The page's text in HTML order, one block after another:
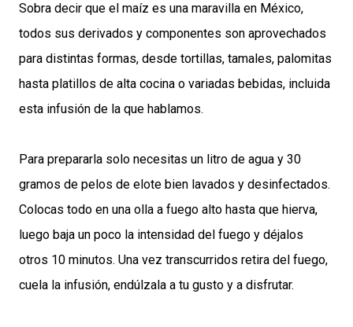
Sobra decir que el maíz es una maravilla en México,
todos sus derivados y componentes son aprovechados
para distintas formas, desde tortillas, tamales, palomitas
hasta platillos de alta cocina o variadas bebidas, incluida
esta infusión de la que hablamos.
Para prepararla solo necesitas un litro de agua y 30
gramos de pelos de elote bien lavados y desinfectados.
Colocas todo en una olla a fuego alto hasta que hierva,
luego baja un poco la intensidad del fuego y déjalos
otros 10 minutos. Una vez transcurridos retira del fuego,
cuela la infusión, endúlzala a tu gusto y a disfrutar.